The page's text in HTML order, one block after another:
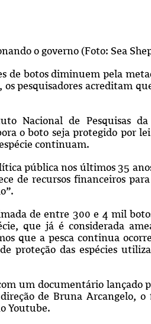
o governo (Foto: Sea
de botos diminuem pela
pesquisadores acreditam
Nacional de Pesquisas
o boto seja protegido por
continuam.
pública nos últimos 35
de recursos financeiros
de entre 300 e 4 mil
que já é considerada
que a pesca continua
proteção das espécies
um documentário lançado
de Bruna Arcangelo, o
Youtube.